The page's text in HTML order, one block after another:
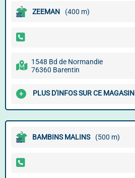
ZEEMAN (400 m)
1548 Bd de Normandie
76360 Barentin
PLUS D'INFOS SUR CE MAGASIN
BAMBINS MALINS (500 m)